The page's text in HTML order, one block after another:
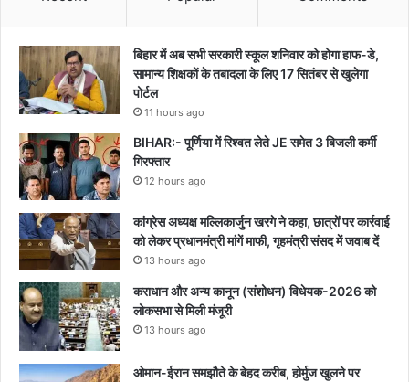
बिहार में अब सभी सरकारी स्कूल शनिवार को होगा हाफ-डे,
सामान्य शिक्षकों के तबादला के लिए 17 सितंबर से खुलेगा
पोर्टल
11 hours ago
BIHAR:- पूर्णिया में रिश्वत लेते JE समेत 3 बिजली कर्मी
गिरफ्तार
12 hours ago
कांग्रेस अध्यक्ष मल्लिकार्जुन खरगे ने कहा, छात्रों पर कार्रवाई
को लेकर प्रधानमंत्री मांगें माफी, गृहमंत्री संसद में जवाब दें
13 hours ago
कराधान और अन्य कानून (संशोधन) विधेयक-2026 को
लोकसभा से मिली मंजूरी
13 hours ago
ओमान-ईरान समझौते के बेहद करीब, होर्मुज खुलने पर